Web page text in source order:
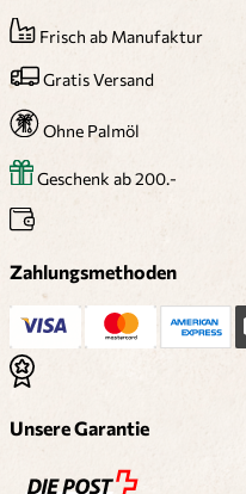
Frisch ab Manufaktur
Gratis Versand
Ohne Palmöl
Geschenk ab 200.-
Zahlungsmethoden
Unsere Garantie